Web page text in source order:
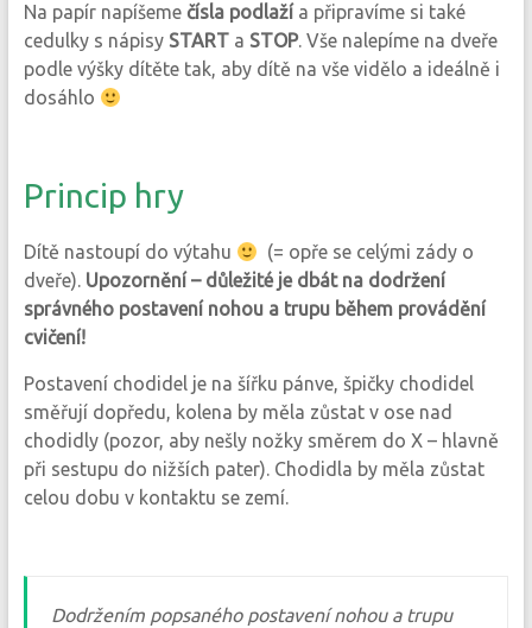
Na papír napíšeme čísla podlažía připravíme si také
cedulky s nápisy STARTa STOP. Vše nalepíme na dveře
podle výšky dítěte tak, aby dítě na vše vidělo a ideálně i
dosáhlo
Princip hry
Dítě nastoupí do výtahu
(= opře se celými zády o
dveře). Upozornění – důležité je dbát na dodržení
správného postavení nohou a trupu během provádění
cvičení!
Postavení chodidel je na šířku pánve, špičky chodidel
směřují dopředu, kolena by měla zůstat v ose nad
chodidly (pozor, aby nešly nožky směrem do X – hlavně
při sestupu do nižších pater). Chodidla by měla zůstat
celou dobu v kontaktu se zemí.
Dodržením popsaného postavení nohou a trupu